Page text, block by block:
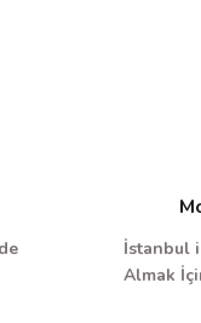
İstanbul
Almak